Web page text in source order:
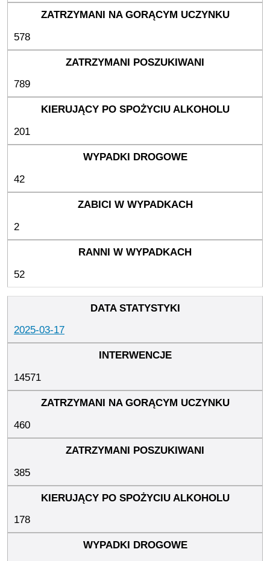
578
789
201
42
2
52
2025-03-17
14571
460
385
178